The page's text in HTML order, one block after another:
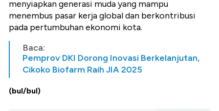
menyiapkan generasi muda yang mampu
menembus pasar kerja global dan berkontribusi
pada pertumbuhan ekonomi kota.
Baca:
Pemprov DKI Dorong Inovasi Berkelanjutan,
Cikoko Biofarm Raih JIA 2025
(bul/bul)